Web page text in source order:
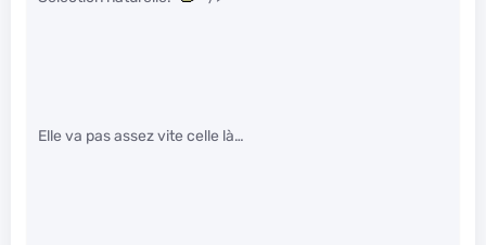
Elle va pas assez vite celle là…